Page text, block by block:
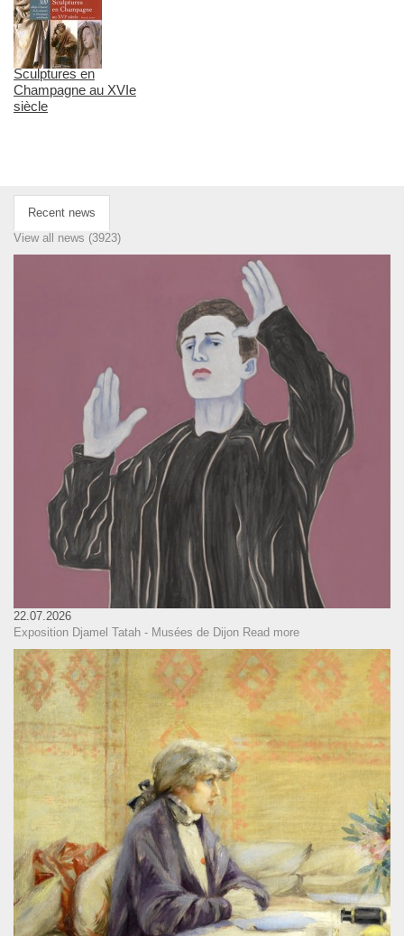
Sculptures en
Champagne au XVIe
siècle
Recent news
View all news (3923)
22.07.2026
Exposition Djamel Tatah - Musées de Dijon Read more